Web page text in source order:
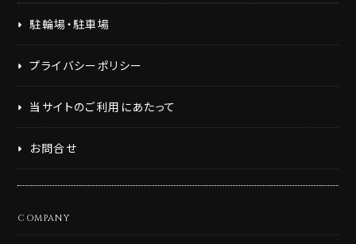
駐輪場・駐車場
プライバシーポリシー
当サイトのご利用にあたって
お問合せ
COMPANY